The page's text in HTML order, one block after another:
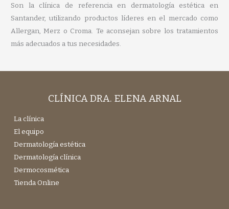
Son la clínica de referencia en dermatología estética en
Santander, utilizando productos líderes en el mercado como
Allergan, Merz o Croma. Te aconsejan sobre los tratamientos
más adecuados a tus necesidades.
CLÍNICA DRA. ELENA ARNAL
La clínica
El equipo
Dermatología estética
Dermatología clínica
Dermocosmética
Tienda Online